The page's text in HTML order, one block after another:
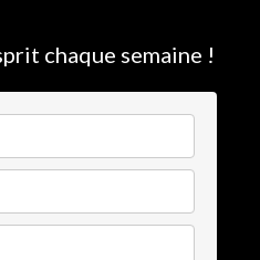
chaque semaine !